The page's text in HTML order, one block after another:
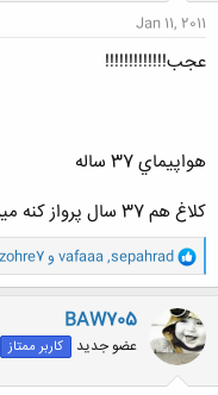
Jan 11, 2011
عجب!!!!!!!!!!!!!
هواپيماي 37 ساله
كلاغ هم 37 سال پرواز كنه ميره پيش خدا درخواست بازنشستگي ميده
و
ا
ک
ن
ش
ه
ا
sepahrad
,
vafaaa و zohre7
BAW705
عضو جدید کاربر ممتاز